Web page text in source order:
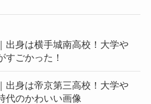
出身は横手城南高校！大学や
すごかった！
出身は帝京第三高校！大学や
代のかわいい画像